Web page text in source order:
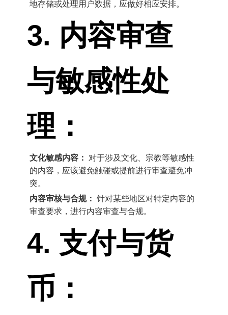
地存储或处理用户数据，应做好相应安排。
3. 内容审查
与敏感性处
理：
文化敏感内容：
对于涉及文化、宗教等敏感性
的内容，应该避免触碰或提前进行审查避免冲
突。
内容审核与合规： 针对某些地区对特定内容的
审查要求，进行内容审查与合规。
4. 支付与货
币：